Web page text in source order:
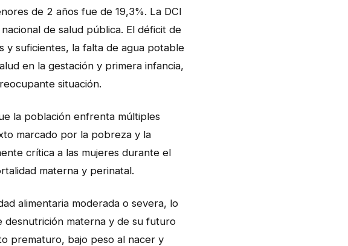
de 2 años fue de 19,3%. La DCI
de salud pública. El déficit de
y suficientes, la falta de agua potable
en la gestación y primera infancia,
situación.
la población enfrenta múltiples
marcado por la pobreza y la
crítica a las mujeres durante el
materna y perinatal.
alimentaria moderada o severa, lo
desnutrición materna y de su futuro
prematuro, bajo peso al nacer y